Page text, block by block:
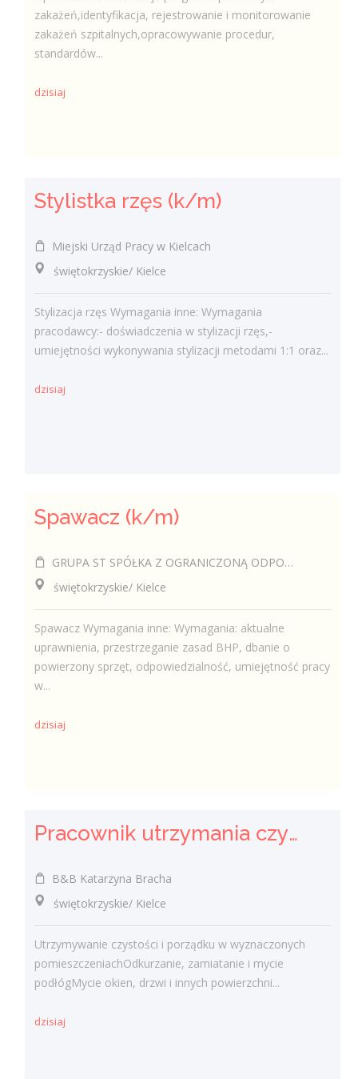
zakażeń,identyfikacja, rejestrowanie i monitorowanie
zakażeń szpitalnych,opracowywanie procedur,
standardów...
dzisiaj
Stylistka rzęs (k/m)
Miejski Urząd Pracy w Kielcach
świętokrzyskie/ Kielce
Stylizacja rzęs Wymagania inne: Wymagania
pracodawcy:- doświadczenia w stylizacji rzęs,-
umiejętności wykonywania stylizacji metodami 1:1 oraz...
dzisiaj
Spawacz (k/m)
GRUPA ST SPÓŁKA Z OGRANICZONĄ ODPOWIEDZIALNOŚCIĄ
świętokrzyskie/ Kielce
Spawacz Wymagania inne: Wymagania: aktualne
uprawnienia, przestrzeganie zasad BHP, dbanie o
powierzony sprzęt, odpowiedzialność, umiejętność pracy
w...
dzisiaj
Pracownik utrzymania czystości (sprzątaczka) (k/m)
B&B Katarzyna Bracha
świętokrzyskie/ Kielce
Utrzymywanie czystości i porządku w wyznaczonych
pomieszczeniachOdkurzanie, zamiatanie i mycie
podłógMycie okien, drzwi i innych powierzchni...
dzisiaj